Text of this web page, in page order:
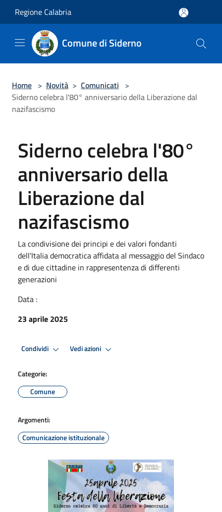
Regione Calabria
Comune di Siderno
Home > Novità > Comunicati >
Siderno celebra l'80° anniversario della Liberazione dal
nazifascismo
Siderno celebra l'80°
anniversario della
Liberazione dal
nazifascismo
La condivisione dei principi e dei valori fondanti
dell'Italia democratica affidata al messaggio del Sindaco
e di due cittadine in rappresentenza di differenti
generazioni
Data :
23 aprile 2025
Condividi Vedi azioni
Categorie:
Comune
Argomenti:
Comunicazione istituzionale